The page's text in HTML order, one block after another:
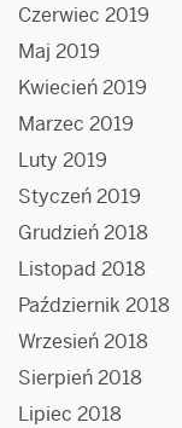
Czerwiec 2019
Maj 2019
Kwiecień 2019
Marzec 2019
Luty 2019
Styczeń 2019
Grudzień 2018
Listopad 2018
Październik 2018
Wrzesień 2018
Sierpień 2018
Lipiec 2018